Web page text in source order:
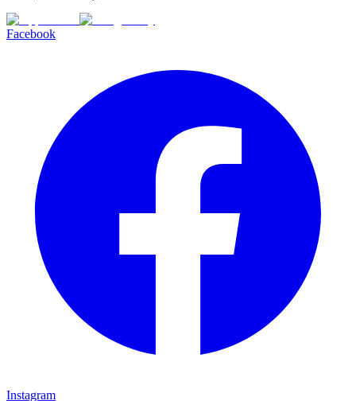
Facebook
Instagram